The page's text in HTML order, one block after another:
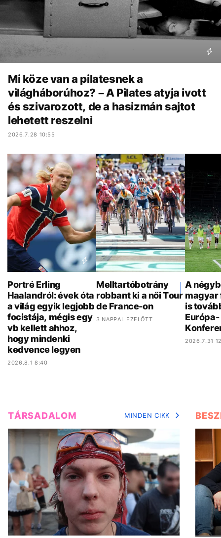
Mi köze van a pilatesnek a
világháborúhoz? – A Pilates atyja ivott
és szivarozott, de a hasizmán sajtot
lehetett reszelni
2026.7.28 10:55
Portré Erling
Haalandról: évek óta
a világ egyik legjobb
focistája, mégis egy
vb kellett ahhoz,
hogy mindenki
kedvence legyen
2026.8.1 8:40
Melltartóbotrány
robbant ki a női Tour
de France-on
3 NAPPAL EZELŐTT
A
magyar
is
Európa-
2026.7.31
TÁRSADALOM MINDEN CIKK